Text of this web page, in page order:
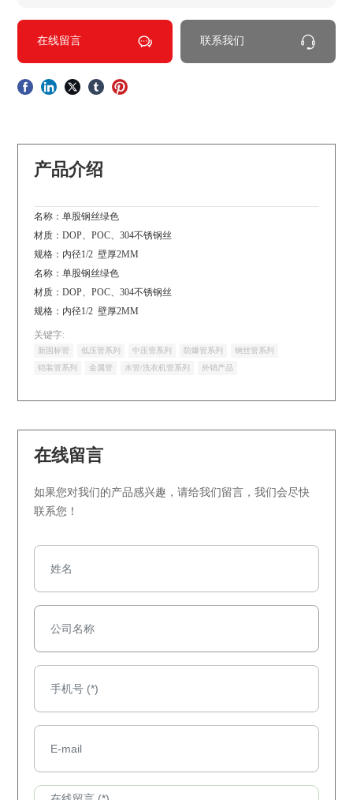
在线留言 联系我们
产品介绍
名称：单股钢丝绿色
材质：DOP、POC、304不锈钢丝
规格：内径1/2 壁厚2MM
名称：单股钢丝绿色
材质：DOP、POC、304不锈钢丝
规格：内径1/2 壁厚2MM
关键字:
新国标管 低压管系列 中压管系列 防爆管系列
钢丝管系列
铠装管系列
金属管 水管/洗衣机管系列 外销产品
在线留言
如果您对我们的产品感兴趣，请给我们留言，我们会尽快
联系您！